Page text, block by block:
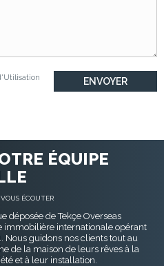
ÉQUIPE
ÉCOUTER
déposée de Tekçe Overseas
immobilière internationale opérant
guidons nos clients tout au
de la maison de leurs rêves à la
et à leur installation.